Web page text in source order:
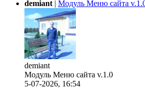
demiant | Модуль Меню сайта
demiant
Модуль Меню сайта v.1.0
5-07-2026, 16:54